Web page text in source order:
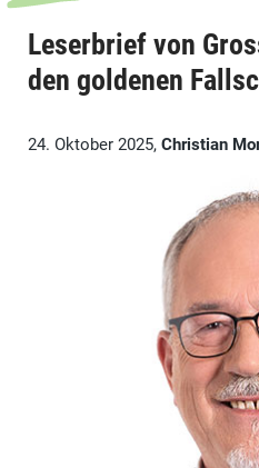
Leserbrief von
den goldenen
24. Oktober 2025, Christian